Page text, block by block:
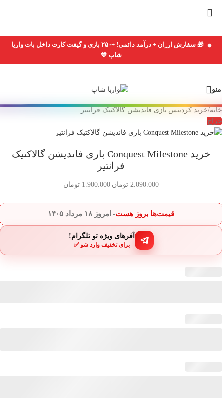
Skip
🎁 سفارش ارزان + درآمد دائمی! +۲۵۰ بازی و گیفت کارت داخل بات واریا
شاپ 💙
منو
خانه/خرید کردیتس بازی فاندیشن گالاکتیک فرانتیر
حراج
خرید Conquest Milestone بازی فاندیشن گالاکتیک
فرانتیر
2.090.000 تومان 1.900.000 تومان
قیمت‌ها بروز هست- امروز ۱۸ مرداد ۱۴۰۵
آفرهای ویژه تو تلگرام!
برای تخفیف وارد شو ✅